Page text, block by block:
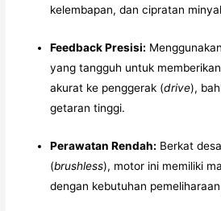
kelembapan, dan cipratan
Feedback Presisi:
yang tangguh untuk
akurat ke penggerak (drive),
getaran tinggi.
Perawatan Rendah: Berkat
(brushless), motor ini memiliki
dengan kebutuhan